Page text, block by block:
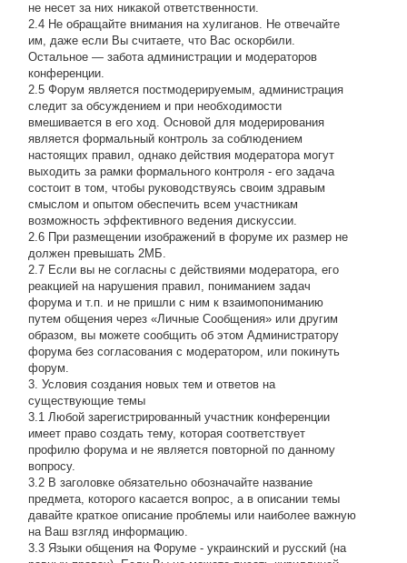
не несет за них никакой ответственности.
2.4 Не обращайте внимания на хулиганов. Не отвечайте
им, даже если Вы считаете, что Вас оскорбили.
Остальное — забота администрации и модераторов
конференции.
2.5 Форум является постмодерируемым, администрация
следит за обсуждением и при необходимости
вмешивается в его ход. Основой для модерирования
является формальный контроль за соблюдением
настоящих правил, однако действия модератора могут
выходить за рамки формального контроля - его задача
состоит в том, чтобы руководствуясь своим здравым
смыслом и опытом обеспечить всем участникам
возможность эффективного ведения дискуссии.
2.6 При размещении изображений в форуме их размер не
должен превышать 2МБ.
2.7 Если вы не согласны с действиями модератора, его
реакцией на нарушения правил, пониманием задач
форума и т.п. и не пришли с ним к взаимопониманию
путем общения через «Личные Сообщения» или другим
образом, вы можете сообщить об этом Администратору
форума без согласования с модератором, или покинуть
форум.
3. Условия создания новых тем и ответов на
существующие темы
3.1 Любой зарегистрированный участник конференции
имеет право создать тему, которая соответствует
профилю форума и не является повторной по данному
вопросу.
3.2 В заголовке обязательно обозначайте название
предмета, которого касается вопрос, а в описании темы
давайте краткое описание проблемы или наиболее важную
на Ваш взгляд информацию.
3.3 Языки общения на Форуме - украинский и русский (на